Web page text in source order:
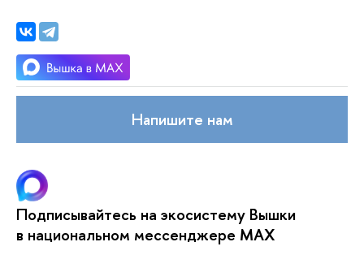
Напишите нам
Подписывайтесь на экосистему Вышки
в национальном мессенджере MAX